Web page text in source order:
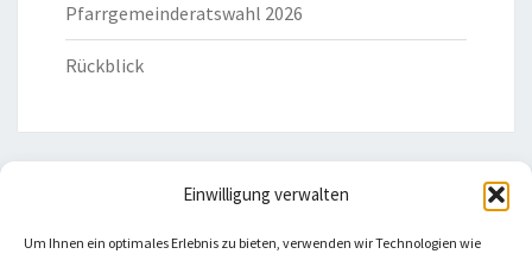
Einwilligung verwalten
Um Ihnen ein optimales Erlebnis zu bieten, verwenden wir Technologien wie
Pfarrgemeinderatswahl 2026
Rückblick